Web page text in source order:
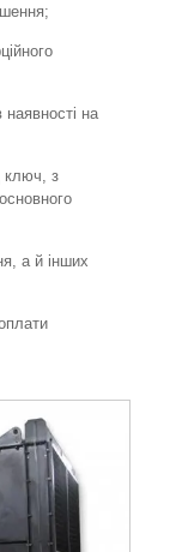
на
ключ, з
а й інших